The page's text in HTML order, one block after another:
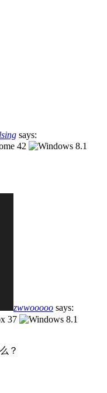
says:
zwwooooo says:
？